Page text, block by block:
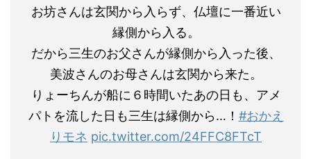
お坊さんは玄関から入らず、仏壇に一番近い
縁側から入る。
だから三生のお父さんが縁側から入った後、
美波さんのお母さんは玄関から来た。
りょーちんが船に６時間いたあの日も、アメ
パトを流した日も三生は縁側から…！ #おかえ
りモネ pic.twitter.com/24FFC8FTcT